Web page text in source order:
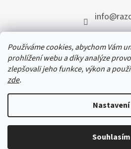
Používáme cookies, abychom Vám
prohlížení webu a díky analýze
zlepšovali jeho funkce, výkon a
zde.
Nastavení
Souhlasím
čtvrtka 30. 7. 2026 do 12:30 vyřídíme
dne, všem ostatním objednávkám
pochopení a přejeme příjemné
info@
+420 731
RAZO.cz.